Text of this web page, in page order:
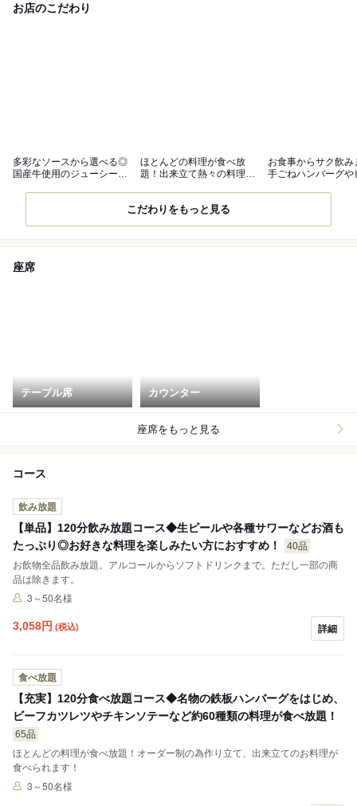
お店のこだわり
多彩なソースから選べる◎
国産牛使用のジューシーハ
ほとんどの料理が食べ放
題！出来立て熱々の料理を
お食事からサク飲み
手ごねハンバーグや
こだわりをもっと見る
座席
テーブル席 カウンター
座席をもっと見る
コース
飲み放題
【単品】120分飲み放題コース◆生ビールや各種サワーなどお酒も
たっぷり◎お好きな料理を楽しみたい方におすすめ！
40品
お飲物全品飲み放題。アルコールからソフトドリンクまで。ただし一部の商
品は除きます。
3～50名様
3,058円 (税込) 詳細
食べ放題
【充実】120分食べ放題コース◆名物の鉄板ハンバーグをはじめ、
ビーフカツレツやチキンソテーなど約60種類の料理が食べ放題！
65品
ほとんどの料理が食べ放題！オーダー制の為作り立て、出来立てのお料理が
食べられます！
3～50名様